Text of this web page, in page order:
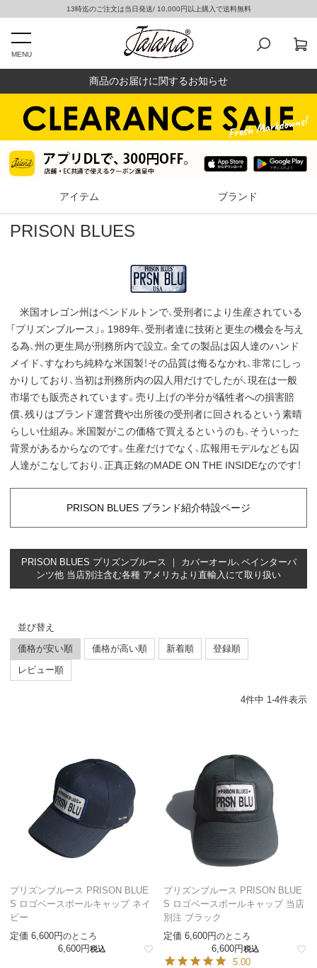
13時迄のご注文は当日発送/ 10,000円以上購入で送料無料
MENU
商品のお届けに関するお知らせ
アイテム ブランド
PRISON BLUES
米国オレゴン州はペンドルトンで、受刑者により生産されている
「プリズンブルース」。1989年、受刑者達に技術と更生の機会を与え
る為、州の更生局が刑務所内で設立。全ての製品は囚人達のハンド
メイド、すなわち純粋な米国製！その品質は侮るなかれ、非常にしっ
かりしており、当初は刑務所内の囚人用だけでしたが、現在は一般
市場でも販売されています。売り上げの半分が犠牲者への損害賠
償、残りはブランド運営費や出所後の受刑者に回されるという素晴
らしい仕組み。米国製がこの価格で買えるというのも、そういった
背景があるからなのです。生産だけでなく、広報用モデルなども囚
人達がこなしており、正真正銘のMADE ON THE INSIDEなのです！
PRISON BLUES ブランド紹介特設ページ
PRISON BLUES プリズンブルース ｜ カバーオール、ペインターパ
ンツ他 当店別注含む各種 アメリカより直輸入にて取り扱い
並び替え
価格が安い順
価格が高い順 新着順
登録順
レビュー順
4件中 1-4件表示
プリズンブルース PRISON BLUE
S ロゴベースボールキャップ ネイ
ビー
定価 6,600 のところ
6,600 税込
プリズンブルース PRISON BLUE
S ロゴベースボールキャップ 当店
別注 ブラック
定価 6,600 のところ
6,600 税込
5.00